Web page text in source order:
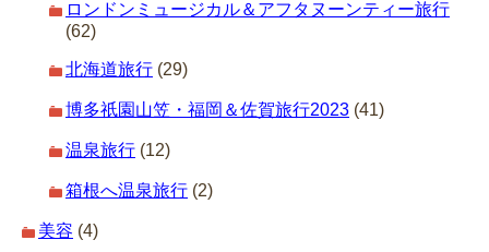
ロンドンミュージカル＆アフタヌーンティー旅行
(62)
北海道旅行 (29)
博多祇園山笠・福岡＆佐賀旅行2023 (41)
温泉旅行 (12)
箱根へ温泉旅行 (2)
美容 (4)